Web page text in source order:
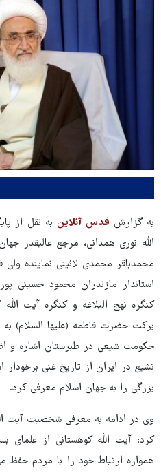
به گزارش قدس آنلاین به نقل از
الله نوری همدانی، مرجع عالیقدر
محمدباقر محمدی لائینی نماینده
استاندار مازندران محمود حسینی
کنگره نهج البلاغه و کنگره آیت
برکت حضرت فاطمه (علیها السلام)
حکومت شیعی در طبرستان اشاره و
تشیع در ایران از تاریخ غنی
بزرگی را به جهان اسلام معرفی کرد.
وی در ادامه به معرفی شخصیت آیت
کرد: آیت الله کوهستانی از علمای
همواره ارتباط خود را با مردم